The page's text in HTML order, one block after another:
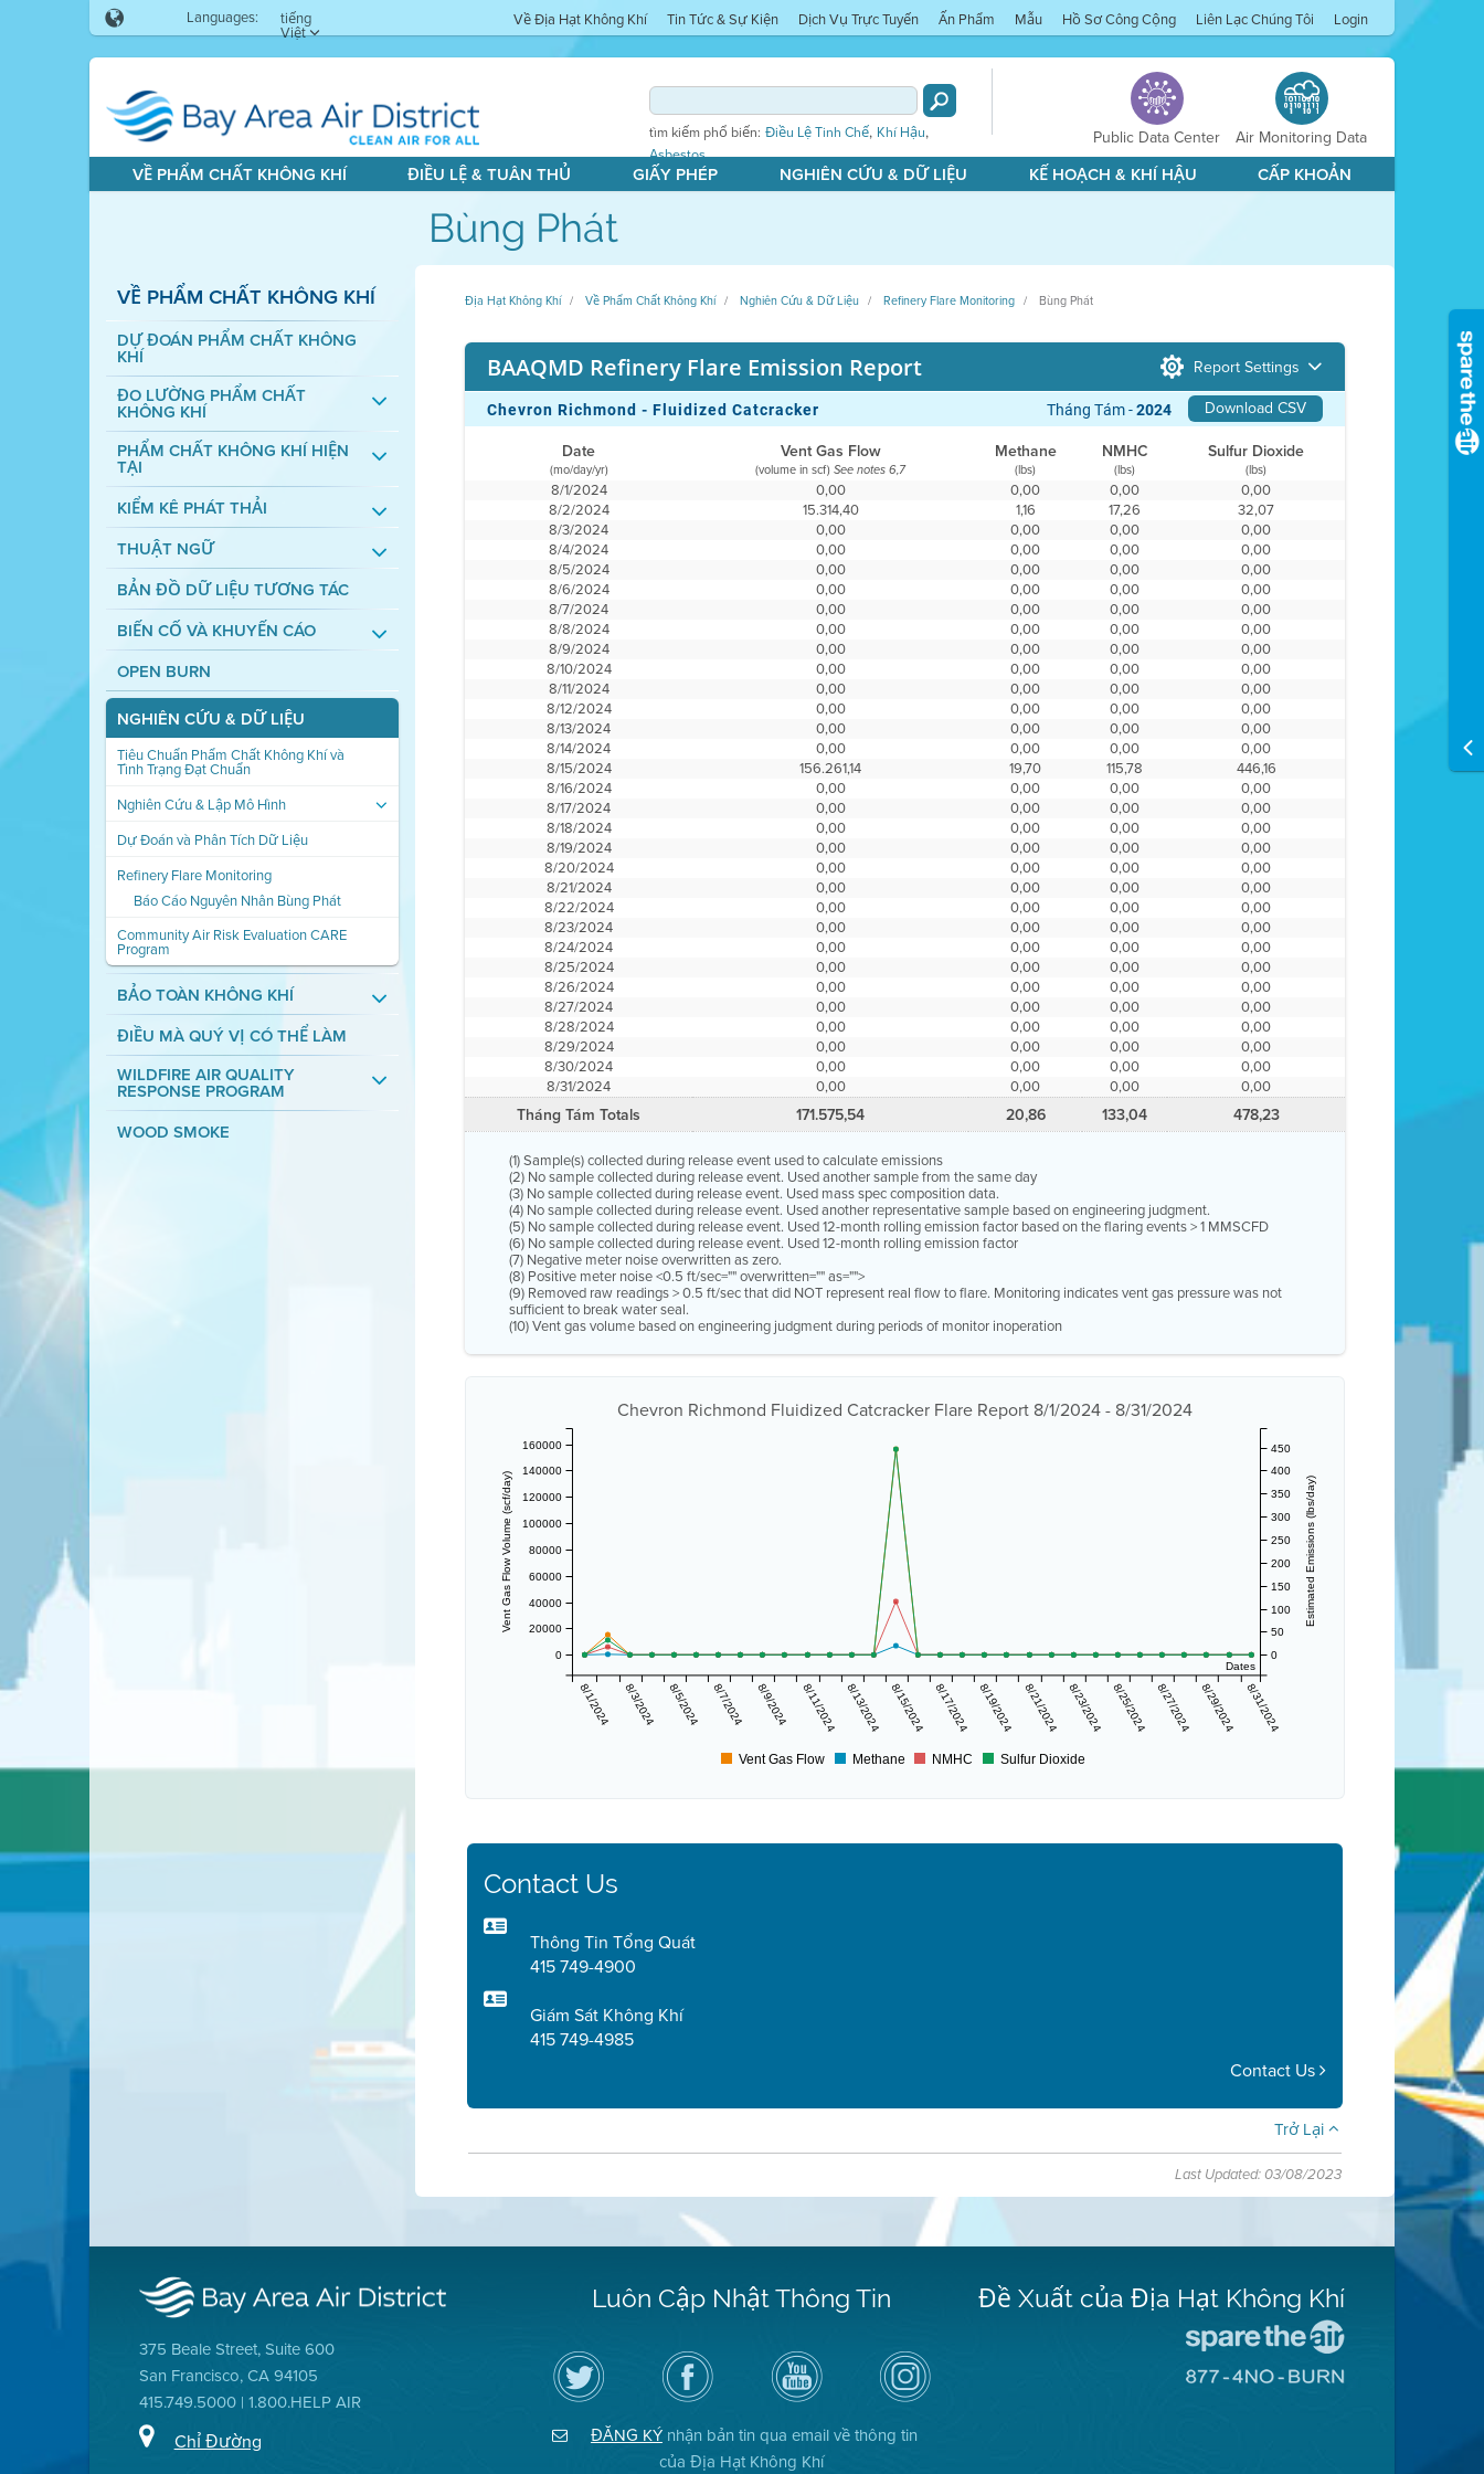
Languages: tiếng
Việt
Về Địa Hạt Không Khí Tin Tức & Sự Kiện Dịch Vụ Trực Tuyến Ấn Phẩm Mẫu Hồ Sơ Công Cộng Liên Lạc Chúng Tôi Login
tìm kiếm phổ biến: Điều Lệ Tinh Chế, Khí Hậu,
Asbestos
Public Data Center Air Monitoring Data
VỀ PHẨM CHẤT KHÔNG KHÍ ĐIỀU LỆ & TUÂN THỦ GIẤY PHÉP NGHIÊN CỨU & DỮ LIỆU KẾ HOẠCH & KHÍ HẬU CẤP KHOẢN
Bùng Phát
VỀ PHẨM CHẤT KHÔNG KHÍ
DỰ ĐOÁN PHẨM CHẤT KHÔNG
KHÍ
ĐO LƯỜNG PHẨM CHẤT
KHÔNG KHÍ
PHẨM CHẤT KHÔNG KHÍ HIỆN
TẠI
KIỂM KÊ PHÁT THẢI
THUẬT NGỮ
BẢN ĐỒ DỮ LIỆU TƯƠNG TÁC
BIẾN CỐ VÀ KHUYẾN CÁO
OPEN BURN
NGHIÊN CỨU & DỮ LIỆU
Tiêu Chuẩn Phẩm Chất Không Khí và
Tình Trạng Đạt Chuẩn
Nghiên Cứu & Lập Mô Hình
Dự Đoán và Phân Tích Dữ Liệu
Refinery Flare Monitoring
Báo Cáo Nguyên Nhân Bùng Phát
Community Air Risk Evaluation CARE
Program
BẢO TOÀN KHÔNG KHÍ
ĐIỀU MÀ QUÝ VỊ CÓ THỂ LÀM
WILDFIRE AIR QUALITY
RESPONSE PROGRAM
WOOD SMOKE
Địa Hạt Không Khí Về Phẩm Chất Không Khí Nghiên Cứu & Dữ Liệu Refinery Flare Monitoring Bùng Phát
BAAQMD Refinery Flare Emission Report Report Settings
Chevron Richmond - Fluidized Catcracker Download CSV
Tháng Tám -2024
Date Vent Gas Flow Methane NMHC Sulfur Dioxide
(mo/day/yr) (volume in scf)See notes 6,7 (lbs) (lbs) (lbs)
8/1/2024 0,00 0,00 0,00
0,00
8/2/2024
15.314,40 1,16 17,26
32,07
8/3/2024
0,00 0,00 0,00
0,00
8/4/2024
0,00 0,00 0,00
0,00
8/5/2024
0,00 0,00 0,00
0,00
8/6/2024
0,00 0,00 0,00
0,00
8/7/2024
0,00 0,00 0,00
0,00
8/8/2024
0,00 0,00 0,00
0,00
8/9/2024
0,00 0,00 0,00
0,00
8/10/2024
0,00 0,00 0,00
0,00
8/11/2024
0,00 0,00 0,00
0,00
8/12/2024
0,00 0,00 0,00
0,00
8/13/2024
0,00 0,00 0,00
0,00
8/14/2024
0,00 0,00 0,00
0,00
8/15/2024
156.261,14 19,70 115,78
446,16
8/16/2024
0,00 0,00 0,00
0,00
8/17/2024
0,00 0,00 0,00
0,00
8/18/2024
0,00 0,00 0,00
0,00
8/19/2024
0,00 0,00 0,00
0,00
8/20/2024
0,00 0,00 0,00
0,00
8/21/2024
0,00 0,00 0,00
0,00
8/22/2024
0,00 0,00 0,00
0,00
8/23/2024
0,00 0,00 0,00
0,00
8/24/2024
0,00 0,00 0,00
0,00
8/25/2024
0,00 0,00 0,00
0,00
8/26/2024
0,00 0,00 0,00
0,00
8/27/2024
0,00 0,00 0,00
0,00
8/28/2024
0,00 0,00 0,00
0,00
8/29/2024
0,00 0,00 0,00
0,00
8/30/2024
0,00 0,00 0,00
0,00
8/31/2024
0,00 0,00 0,00 0,00
Tháng Tám Totals 171.575,54 20,86 133,04 478,23
(1) Sample(s) collected during release event used to calculate emissions
(2) No sample collected during release event. Used another sample from the same day
(3) No sample collected during release event. Used mass spec composition data.
(4) No sample collected during release event. Used another representative sample based on engineering judgment.
(5) No sample collected during release event. Used 12-month rolling emission factor based on the flaring events > 1 MMSCFD
(6) No sample collected during release event. Used 12-month rolling emission factor
(7) Negative meter noise overwritten as zero.
(8) Positive meter noise <0.5 ft/sec="" overwritten="" as="">
(9) Removed raw readings > 0.5 ft/sec that did NOT represent real flow to flare. Monitoring indicates vent gas pressure was not
sufficient to break water seal.
(10) Vent gas volume based on engineering judgment during periods of monitor inoperation
Chevron Richmond Fluidized Catcracker Flare Report 8/1/2024 - 8/31/2024
Dates
8/1/2024 8/3/2024 8/5/2024 8/7/2024 8/9/2024 8/11/2024 8/13/2024 8/15/2024 8/17/2024 8/19/2024 8/21/2024 8/23/2024 8/25/2024 8/27/2024 8/29/2024 8/31/2024
Vent Gas Flow Volume (scf/day)
0
20000
40000
60000
80000
100000
120000
140000
160000
Estimated Emissions (lbs/day)
0
50
100
150
200
250
300
350
400
450
Vent Gas Flow Methane NMHC Sulfur Dioxide
Contact Us
Thông Tin Tổng Quát
415 749-4900
Giám Sát Không Khí
415 749-4985
Contact Us
Trở Lại
Last Updated: 03/08/2023
375 Beale Street, Suite 600
San Francisco, CA 94105
415.749.5000 | 1.800.HELP AIR
Chỉ Đường
Luôn Cập Nhật Thông Tin
Hãy
theo
dõi
Địa
Không
Truy
cập
Trang
Facebook
Địa
Hạt
Kênh
YouTube
của
Địa
Không
Air
District
on
Instagram
ĐĂNG KÝnhận bản tin qua email về thông tin
của Địa Hạt Không Khí
Đề Xuất của Địa Hạt Không Khí
Trang